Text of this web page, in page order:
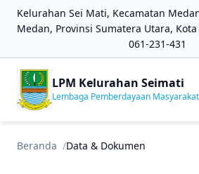
Kelurahan Sei Mati, Kecamatan
Medan, Provinsi Sumatera Utara,
061-231-431
LPM Kelurahan Seimati
Lembaga Pemberdayaan Masyarakat
Beranda Data & Dokumen